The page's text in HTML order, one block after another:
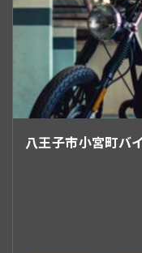
八王子市小宮町バ